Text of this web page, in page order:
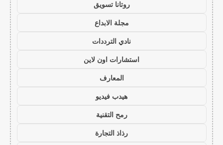
روتانا تسويق
مجلة الابداع
نادي الترددات
استشارات اون لاين
المعارف
هيدب فيديو
رمح التقنية
رذاذ التجارة